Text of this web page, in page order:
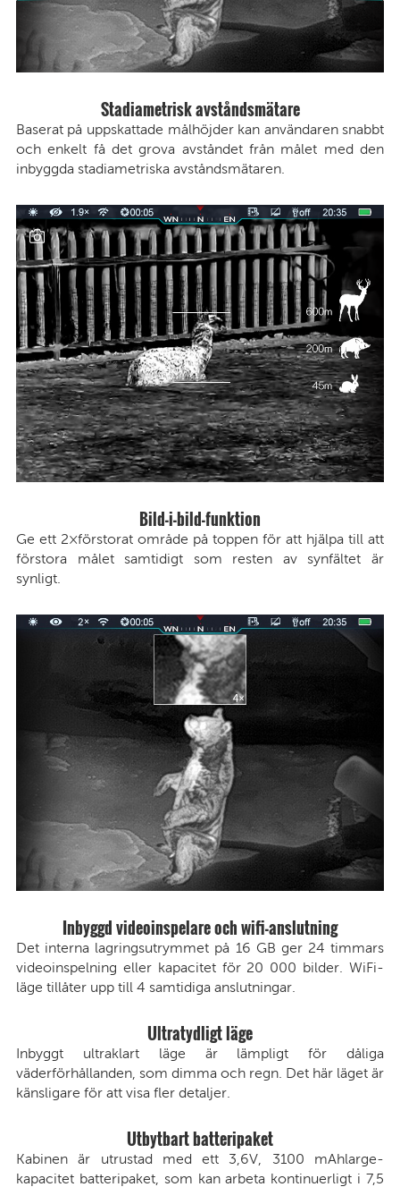
Stadiametrisk avståndsmätare
Baserat på uppskattade målhöjder kan användaren snabbt
och enkelt få det grova avståndet från målet med den
inbyggda stadiametriska avståndsmätaren.
Bild-i-bild-funktion
Ge ett 2×förstorat område på toppen för att hjälpa till att
förstora målet samtidigt som resten av synfältet är
synligt.
Inbyggd videoinspelare och wifi-anslutning
Det interna lagringsutrymmet på 16 GB ger 24 timmars
videoinspelning eller kapacitet för 20 000 bilder. WiFi-
läge tillåter upp till 4 samtidiga anslutningar.
Ultratydligt läge
Inbyggt ultraklart läge är lämpligt för dåliga
väderförhållanden, som dimma och regn. Det här läget är
känsligare för att visa fler detaljer.
Utbytbart batteripaket
Kabinen är utrustad med ett 3,6V, 3100 mAhlarge-
kapacitet batteripaket, som kan arbeta kontinuerligt i 7,5